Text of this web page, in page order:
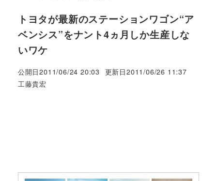
トヨタが最新のステーションワゴン“ア
ベンシス”をナント4ヵ月しか生産しな
いワケ
公開日2011/06/24 20:03 更新日2011/06/26 11:37
著
工藤貴宏